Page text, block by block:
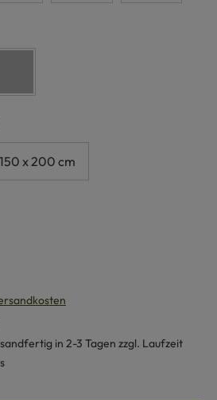
150 x 200 cm
in 2-3 Tagen zzgl. Laufzeit